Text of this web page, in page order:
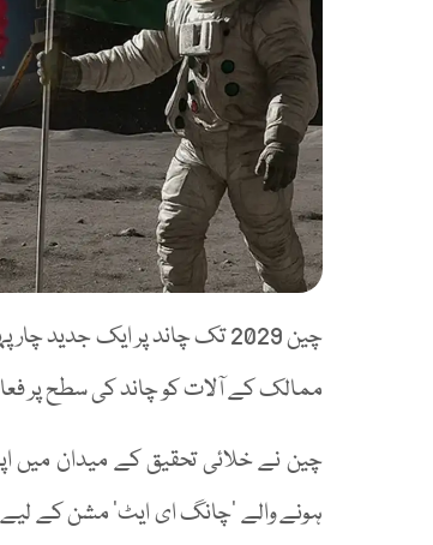
چین 2029 تک چاند پر ایک
ممالک کے آلات کو چاند کی سطح پر
ہونے والے ‘چانگ ای ایٹ’ مشن کے لیے